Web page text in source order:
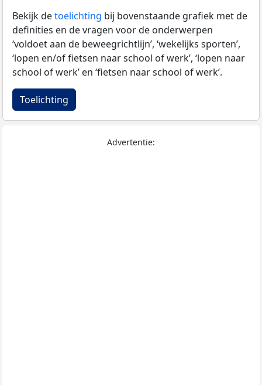
Bekijk detoelichting bij bovenstaande grafiek met de
definities en de vragen voor de onderwerpen
‘voldoet aan de beweegrichtlijn’, ‘wekelijks sporten’,
‘lopen en/of fietsen naar school of werk’, ‘lopen naar
school of werk’ en ‘fietsen naar school of werk’.
Toelichting
Advertentie: